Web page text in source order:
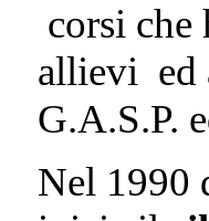
corsi che
allievi ed
G.A.S.P.
Nel 1990